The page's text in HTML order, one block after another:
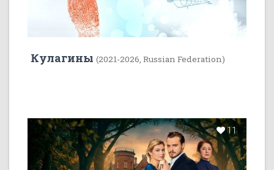
Кулагины (2021-2026, Russian Federation)
11